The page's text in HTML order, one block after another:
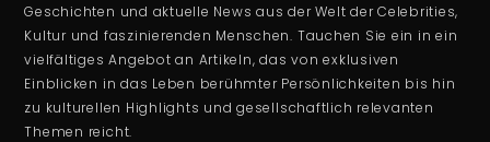
Geschichten und aktuelle News aus der Welt der Celebrities,
Kultur und faszinierenden Menschen. Tauchen Sie ein in ein
vielfältiges Angebot an Artikeln, das von exklusiven
Einblicken in das Leben berühmter Persönlichkeiten bis hin
zu kulturellen Highlights und gesellschaftlich relevanten
Themen reicht.